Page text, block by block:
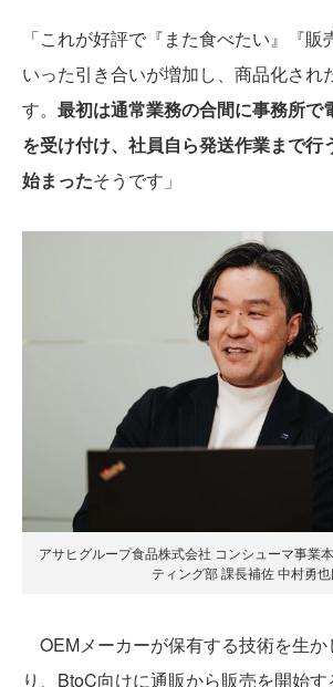
「これが好評で『また食べたい』『販
いった引き合いが増加し、商品化され
す。 最初は通常業務の合間に事務所で
を受け付け、社員自ら発送作業まで行
始まったそうです」
アサヒグループ食品株式会社 コンシューマ事業
ティング部 課長補佐 中村勇也
OEMメーカーが保有する技術を生
り、BtoC向けに通販から販売を開始